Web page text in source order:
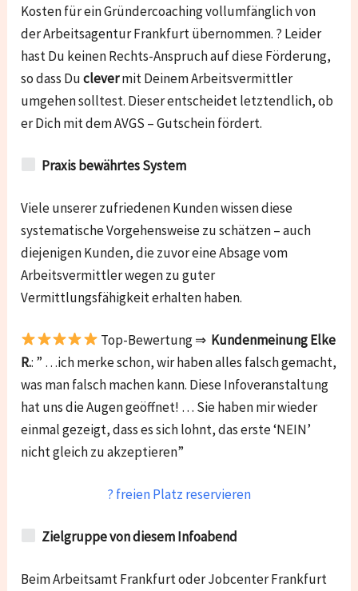
Kosten für ein Gründercoaching vollumfänglich von
der Arbeitsagentur Frankfurt übernommen. ? Leider
hast Du keinen Rechts-Anspruch auf diese Förderung,
so dass Duclevermit Deinem Arbeitsvermittler
umgehen solltest. Dieser entscheidet letztendlich, ob
er Dich mit dem AVGS – Gutschein fördert.
Praxis bewährtes System
Viele unserer zufriedenen Kunden wissen diese
systematische Vorgehensweise zu schätzen – auch
diejenigen Kunden, die zuvor eine Absage vom
Arbeitsvermittler wegen zu guter
Vermittlungsfähigkeit erhalten haben.
Top-Bewertung ⇒ Kundenmeinung Elke
R.: ” …ich merke schon, wir haben alles falsch gemacht,
was man falsch machen kann. Diese Infoveranstaltung
hat uns die Augen geöffnet! … Sie haben mir wieder
einmal gezeigt, dass es sich lohnt, das erste ‘NEIN’
nicht gleich zu akzeptieren”
? freien Platz reservieren
Zielgruppe von diesem Infoabend
Beim Arbeitsamt Frankfurt oder Jobcenter Frankfurt